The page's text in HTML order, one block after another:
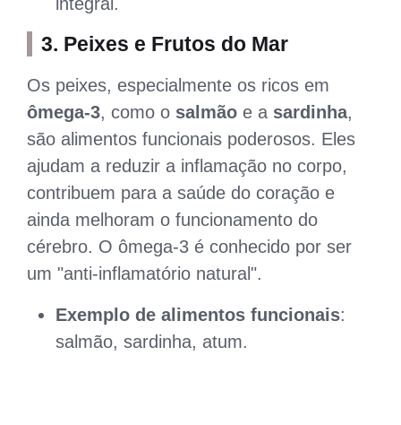
3. Peixes e Frutos do Mar
Os peixes, especialmente os ricos em
ômega-3, como o salmão e a sardinha,
são alimentos funcionais poderosos. Eles
ajudam a reduzir a inflamação no corpo,
contribuem para a saúde do coração e
ainda melhoram o funcionamento do
cérebro. O ômega-3 é conhecido por ser
um "anti-inflamatório natural".
Exemplo de alimentos funcionais:
salmão, sardinha, atum.